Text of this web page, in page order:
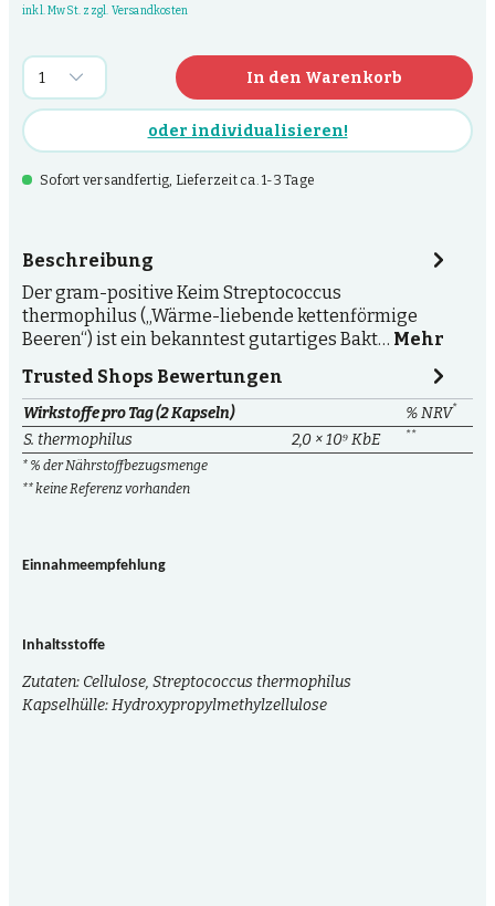
inkl. MwSt. zzgl. Versandkosten
In den Warenkorb
oder individualisieren!
Sofort versandfertig, Lieferzeit ca. 1-3 Tage
Beschreibung
Der gram-positive Keim Streptococcus
thermophilus („Wärme-liebende kettenförmige
Beeren“) ist ein bekanntest gutartiges Bakt… Mehr
Trusted Shops Bewertungen
Wirkstoffe pro Tag (2 Kapseln) % NRV*
S. thermophilus 2,0 × 10⁹ KbE **
* % der Nährstoffbezugsmenge
** keine Referenz vorhanden
Einnahmeempfehlung
Inhaltsstoffe
Zutaten: Cellulose, Streptococcus thermophilus
Kapselhülle: Hydroxypropylmethylzellulose